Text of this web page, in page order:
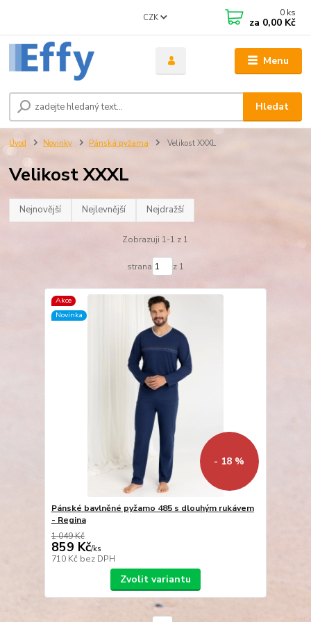
Menu
CZK
Hledat
0 ks
za 0,00 Kč
Úvod Novinky Pánská pyžama Velikost XXXL
Velikost XXXL
Nejnovější Nejlevnější Nejdražší
Zobrazuji 1-1 z 1
strana z 1
Akce
Novinka
- 18 %
Pánské bavlněné pyžamo 485 s dlouhým rukávem
- Regina
1 049 Kč
859 Kč/ks
710 Kč bez DPH
Zvolit variantu